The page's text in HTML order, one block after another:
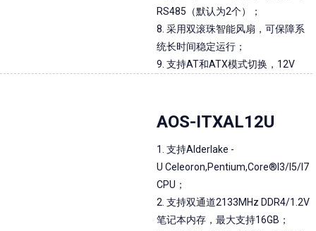
RS485（默认为2个）；
8. 采用双滚珠智能风扇，可保障系
统长时间稳定运行；
9. 支持AT和ATX模式切换，12V
AOS-ITXAL12U
1. 支持Alderlake -
U Celeoron,Pentium,Core®I3/I5/I7
CPU；
2. 支持双通道2133MHz DDR4/1.2V
笔记本内存，最大支持16GB；